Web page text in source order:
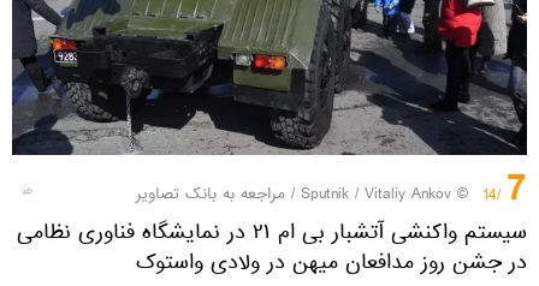
7
/14
© Sputnik / Vitaliy Ankov
/ مراجعه به بانک تصاویر
سیستم واکنشی آتشبار بی ام ۲۱ در نمایشگاه فناوری نظامی
در جشن روز مدافعان میهن در ولادی واستوک